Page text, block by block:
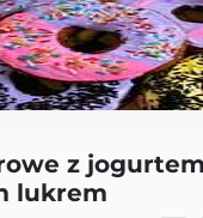
z
lukrem